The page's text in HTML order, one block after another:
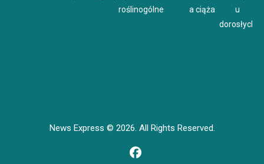
roślinogólne
a ciąża
u
dorosłych
News Express © 2026. All Rights Reserved.